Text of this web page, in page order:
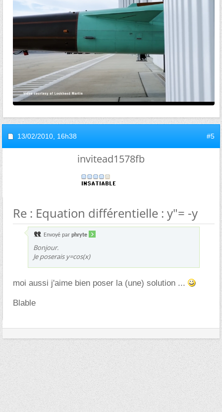
13/02/2010, 16h38 #5
invitead1578fb
Re : Equation différentielle : y"= -y
Envoyé par phryte
Bonjour.
Je poserais y=cos(x)
moi aussi j'aime bien poser la (une) solution ...
Blable